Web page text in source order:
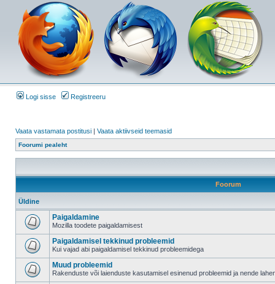
Logi sisse Registreeru
Vaata vastamata postitusi | Vaata aktiivseid teemasid
Foorumi pealeht
Foorum
Üldine
Paigaldamine
Mozilla toodete paigaldamisest
Paigaldamisel tekkinud probleemid
Kui vajad abi paigaldamisel tekkinud probleemidega
Muud probleemid
Rakenduste või laienduste kasutamisel esinenud probleemid ja nende